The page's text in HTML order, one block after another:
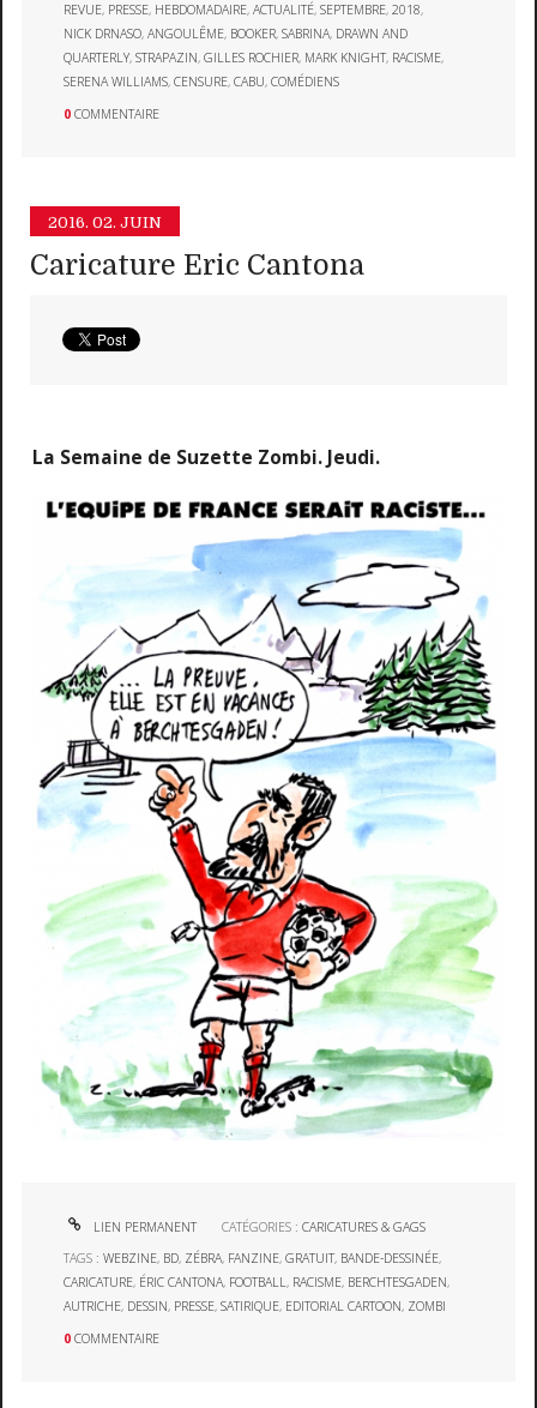
REVUE, PRESSE, HEBDOMADAIRE,ACTUALITÉ,SEPTEMBRE,2018,
NICK DRNASO,ANGOULÊME, BOOKER,SABRINA, DRAWN AND
QUARTERLY,STRAPAZIN,GILLES ROCHIER, MARK KNIGHT, RACISME,
SERENA WILLIAMS,CENSURE,CABU,COMÉDIENS
0 COMMENTAIRE
2016. 02. JUIN
Caricature Eric Cantona
La Semaine de Suzette Zombi. Jeudi.
LIEN PERMANENT CATÉGORIES :CARICATURES & GAGS
TAGS :WEBZINE, BD, ZÉBRA, FANZINE,GRATUIT, BANDE-DESSINÉE,
CARICATURE, ÉRIC CANTONA, FOOTBALL, RACISME, BERCHTESGADEN,
AUTRICHE, DESSIN, PRESSE,SATIRIQUE, EDITORIAL CARTOON, ZOMBI
0 COMMENTAIRE